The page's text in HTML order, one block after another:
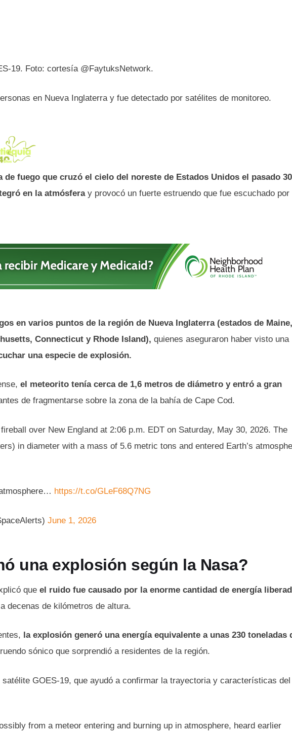
19. Foto: cortesía @FaytuksNetwork.
en Nueva Inglaterra y fue detectado por satélites de monitoreo.
de fuego que cruzó el cielo del noreste de Estados Unidos el pasado
en la atmósferay provocó un fuerte estruendo que fue escuchado por
en varios puntos de la región de Nueva Inglaterra (estados de Maine,
Connecticut y Rhode Island), quienes aseguraron haber visto una
una especie de explosión.
el meteorito tenía cerca de 1,6 metros de diámetro y entró a gran
de fragmentarse sobre la zona de la bahía de Cape Cod.
over New England at 2:06 p.m. EDT on Saturday, May 30, 2026. The
in diameter with a mass of 5.6 metric tons and entered Earth’s
https://t.co/GLeF68Q7NG
June 1, 2026
una explosión según la Nasa?
que el ruido fue causado por la enorme cantidad de energía
decenas de kilómetros de altura.
la explosión generó una energía equivalente a unas 230 toneladas
sónico que sorprendió a residentes de la región.
GOES-19, que ayudó a confirmar la trayectoria y características del
from a meteor entering and burning up in atmosphere, heard earlier